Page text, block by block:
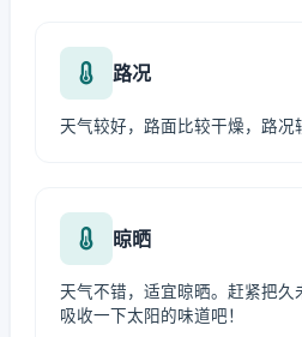
路况
天气较好，路面比较干燥，路况
晾晒
天气不错，适宜晾晒。赶紧把久
吸收一下太阳的味道吧！